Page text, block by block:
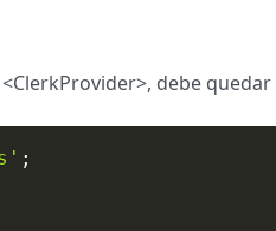
debe
;